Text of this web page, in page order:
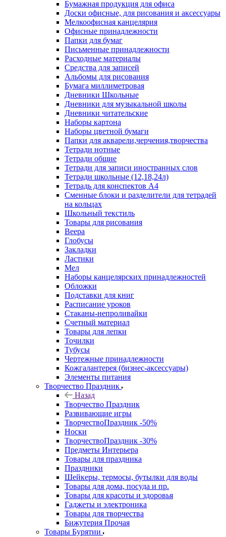
Бумажная продукция для офиса
Доски офисные, для рисования и аксессуары
Мелкоофисная канцелярия
Офисные принадлежности
Папки для бумаг
Письменные принадлежности
Расходные материалы
Средства для записей
Альбомы для рисования
Бумага миллиметровая
Дневники Школьные
Дневники для музыкальной школы
Дневники читательские
Наборы картона
Наборы цветной бумаги
Папки для акварели,черчения,творчества
Тетради нотные
Тетради общие
Тетради для записи иностранных слов
Тетради школьные (12,18,24л)
Тетрадь для конспектов А4
Сменные блоки и разделители для тетрадей
на кольцах
Школьный текстиль
Товары для рисования
Веера
Глобусы
Закладки
Ластики
Мел
Наборы канцелярских принадлежностей
Обложки
Подставки для книг
Расписание уроков
Стаканы-непроливайки
Счетный материал
Товары для лепки
Точилки
Тубусы
Чертежные принадлежности
Кожгалантерея (бизнес-аксессуары)
Элементы питания
Творчество Праздник
Назад
Творчество Праздник
Развивающие игры
ТворчествоПраздник -50%
Носки
ТворчествоПраздник -30%
Предметы Интерьера
Товары для праздника
Праздники
Шейкеры, термосы, бутылки для воды
Товары для дома, посуда и пр.
Товары для красоты и здоровья
Гаджеты и электроника
Товары для творчества
Бижутерия Прочая
Товары Бурятии